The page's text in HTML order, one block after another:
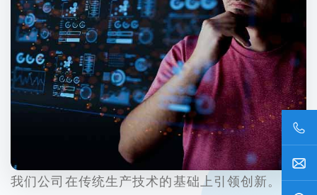
我们公司在传统生产技术的基础上引领创新。我